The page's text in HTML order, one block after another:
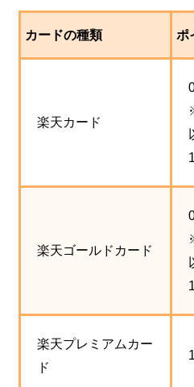
カードの種類 ポ
楽天カード
楽天ゴールドカード
楽天プレミアムカー
ド